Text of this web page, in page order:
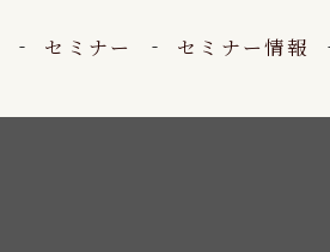
セミナー セミナー情報